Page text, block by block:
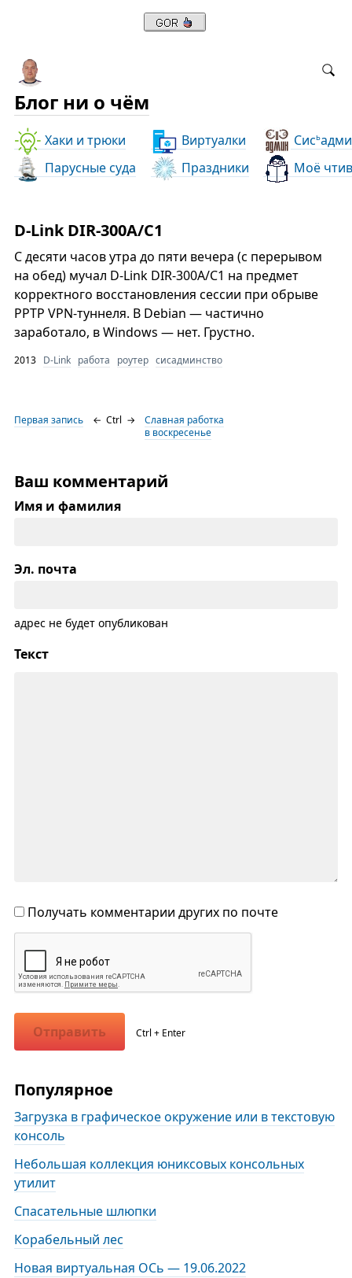
Блог ни о чём
Хаки и трюки Виртуалки Сись
Парусные суда
Праздники Моё
D-Link DIR-300A/C1
С десяти часов утра до пяти вечера (с перерывом
на обед) мучал D-Link DIR-300A/C1 на предмет
корректного восстановления сессии при обрыве
PPTP VPN-туннеля. В Debian — частично
заработало, в Windows — нет. Грустно.
2013 D-Link работа роутер сисадминство
Первая запись ← Ctrl →
Славная работка
в воскресенье
Ваш комментарий
Имя и фамилия
Эл. почта
адрес не будет опубликован
Текст
Получать комментарии других по почте
Отправить Ctrl + Enter
Популярное
Загрузка в графическое окружение или в текстовую
консоль
Небольшая коллекция юниксовых консольных
утилит
Спасательные шлюпки
Корабельный лес
Новая виртуальная ОСь — 19.06.2022